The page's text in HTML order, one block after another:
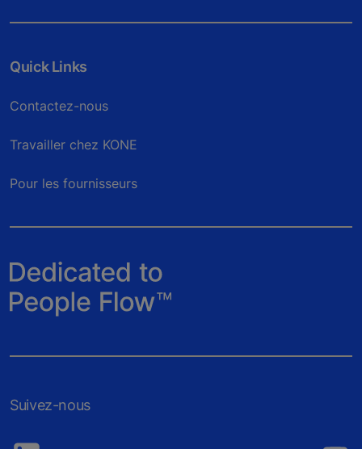
Quick Links
Contactez-nous
Travailler chez KONE
Pour les fournisseurs
Suivez-nous